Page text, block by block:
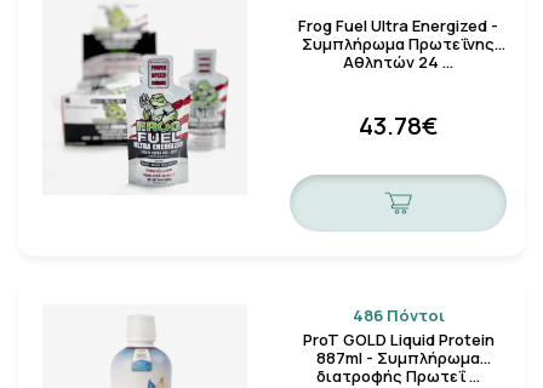
Frog Fuel Ultra Energized -
Συμπλήρωμα Πρωτεΐνης
Αθλητών 24 …
43.78€
486 Πόντοι
ProT GOLD Liquid Protein
887ml - Συμπλήρωμα
διατροφής Πρωτεΐ …